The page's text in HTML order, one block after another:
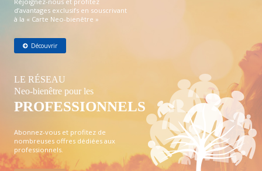
d’avantages exclusifs en souscrivant
à la « Carte Neo-bienêtre »
Découvrir
LE RÉSEAU
Neo-bienêtre pour les
PROFESSIONNELS
Abonnez-vous et profitez de
nombreuses offres dédiées aux
professionnels.